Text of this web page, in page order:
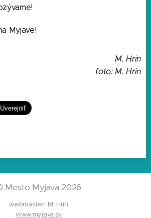
Myjave!
M. Hrin
foto: M. Hrin
Mesto Myjava 2026
webmaster: M. Hrin
www.myjava.sk